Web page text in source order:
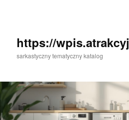
https://
sarkastyczny tematyczny katalog